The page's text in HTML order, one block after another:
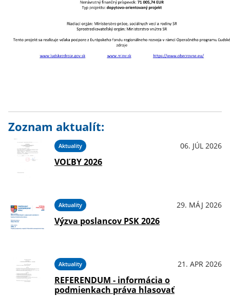
Zoznam aktualít:
Aktuality 06. JÚL 2026
VOĽBY 2026
Aktuality 29. MÁJ 2026
Výzva poslancov PSK 2026
Aktuality 21. APR 2026
REFERENDUM - informácia o
podmienkach práva hlasovať